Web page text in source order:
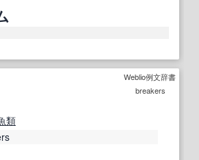
Weblio例文辞書
breakers
類